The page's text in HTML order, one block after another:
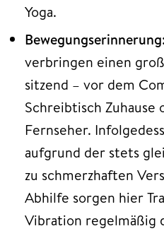
Yoga.
Bewegungserinnerung:
verbringen einen
sitzend – vor dem
Schreibtisch Zuhause
Fernseher.
aufgrund der stets
zu schmerzhaften
Abhilfe sorgen hier
Vibration regelmäßig